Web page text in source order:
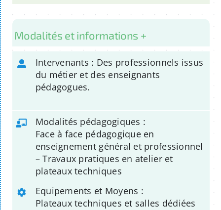
Modalités et informations +
Intervenants : Des professionnels issus
du métier et des enseignants
pédagogues.
Modalités pédagogiques :
Face à face pédagogique en
enseignement général et professionnel
– Travaux pratiques en atelier et
plateaux techniques
Equipements et Moyens :
Plateaux techniques et salles dédiées